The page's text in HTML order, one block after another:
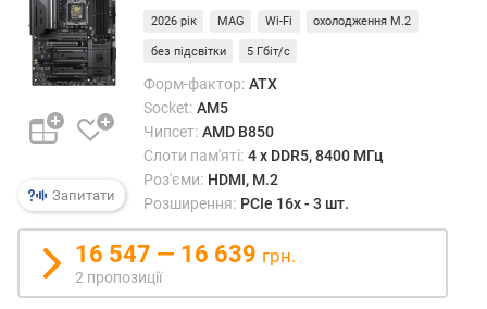
в
)
)
а
к
и
м
л
Запитати
2026 рік MAG Wi-Fi охолодження M.2
без підсвітки 5 Гбіт/с
Форм-фактор: ATX
Socket: AM5
Чипсет: AMD B850
Слоти пам'яті: 4 х DDR5, 8400 МГц
Роз'єми: HDMI, M.2
Розширення: PCIe 16x - 3 шт.
16 547 — 16 639 грн.
2 пропозиції